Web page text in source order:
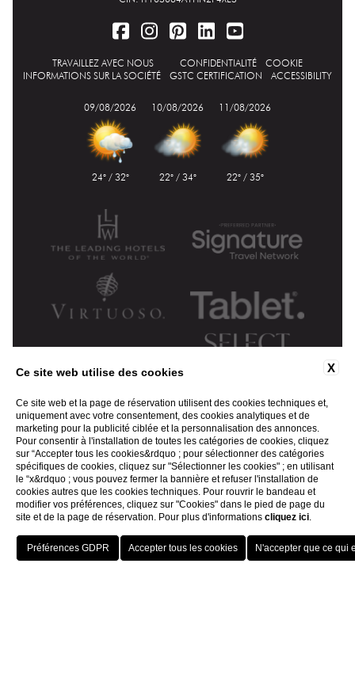
TRAVAILLEZ AVEC NOUS CONFIDENTIALITÉ
COOKIE
INFORMATIONS SUR LA SOCIÉTÉ
GSTC CERTIFICATION ACCESSIBILITY
09/08/2026
24° / 32°
10/08/2026
22° / 34°
11/08/2026
22° / 35°
X
Ce site web utilise des cookies
Ce site web et la page de réservation utilisent des cookies techniques et,
uniquement avec votre consentement, des cookies analytiques et de
marketing pour la publicité ciblée et la personnalisation des annonces.
Pour consentir à l'installation de toutes les catégories de cookies, cliquez
sur “Accepter tous les cookies&rdquo ; pour sélectionner des catégories
spécifiques de cookies, cliquez sur "Sélectionner les cookies" ; en utilisant
le “x&rdquo ; vous pouvez fermer la bannière et refuser l'installation de
cookies autres que les cookies techniques. Pour rouvrir le bandeau et
modifier vos préférences, cliquez sur "Cookies" dans le pied de page du
site et de la page de réservation. Pour plus d'informations cliquez ici.